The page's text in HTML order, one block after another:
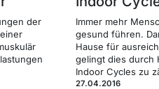
der
Immer mehr
gesund führen.
Hause für
gelingt dies durch
Indoor Cycles zu
27.04.2016